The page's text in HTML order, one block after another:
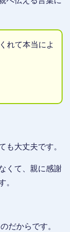
れて本当によ
も大丈夫です。
くて、親に感謝
。
だからです。